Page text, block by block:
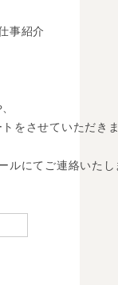
事紹介
をさせていただき
ルにてご連絡いたし